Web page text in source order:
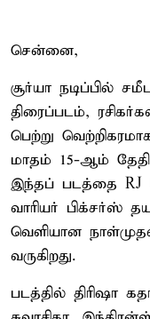
சென்னை,
சூர்யா நடிப்பில்
திரைப்படம்,
பெற்று
மாதம் 15-ஆம்
இந்தப் படத்தை RJ
வாரியர் பிக்சர்ஸ்
வெளியான
வருகிறது.
படத்தில் திரிஷா